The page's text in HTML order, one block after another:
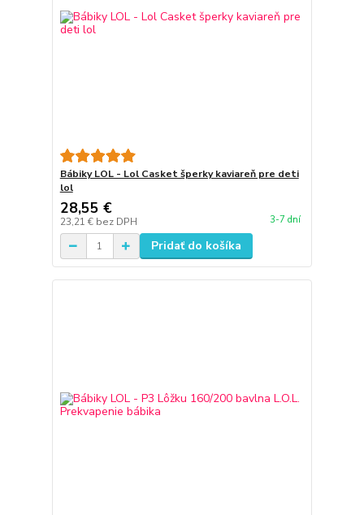
Bábiky LOL - Lol Casket šperky kaviareň pre deti
lol
28,55 €
23,21 € bez DPH 3-7 dní
Pridať do košíka